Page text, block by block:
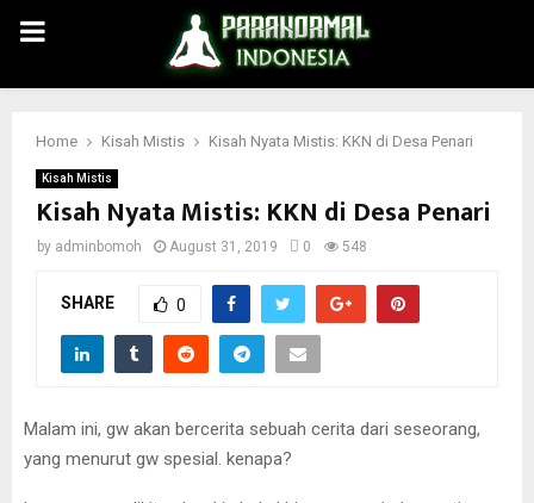
PRIMARY
MENU
Home Kisah Mistis Kisah Nyata Mistis: KKN di Desa Penari
Kisah Mistis
Kisah Nyata Mistis: KKN di Desa Penari
by adminbomoh August 31, 2019 0 548
SHARE 0
Malam ini, gw akan bercerita sebuah cerita dari seseorang,
yang menurut gw spesial. kenapa?